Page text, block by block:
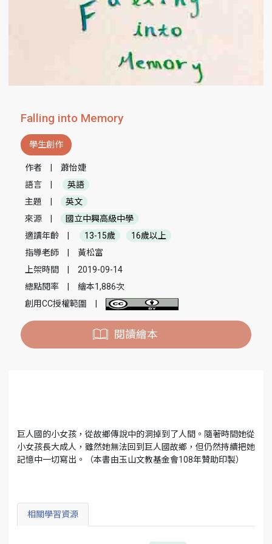
Falling into Memory
學生創作
作者
蕭怡婕
語言
英語
主題
英文
來源
國立中興高級中學
適讀年齡
13-15歲
16歲以上
指導老師
黃松富
上架時間
2019-09-14
總點閱率
繪本1,886次
創用CC授權範圍
閱讀繪本
巨人國的小女孩，從故鄉傳說中的洞掉到了人間。隨著時間她從
小女孩長大成人，雖然她無法回到巨人國故鄉，但仍然持續把她
記憶中一切寫出。（本書由玉山文教基金會108年贊助印製）
相關學習資源